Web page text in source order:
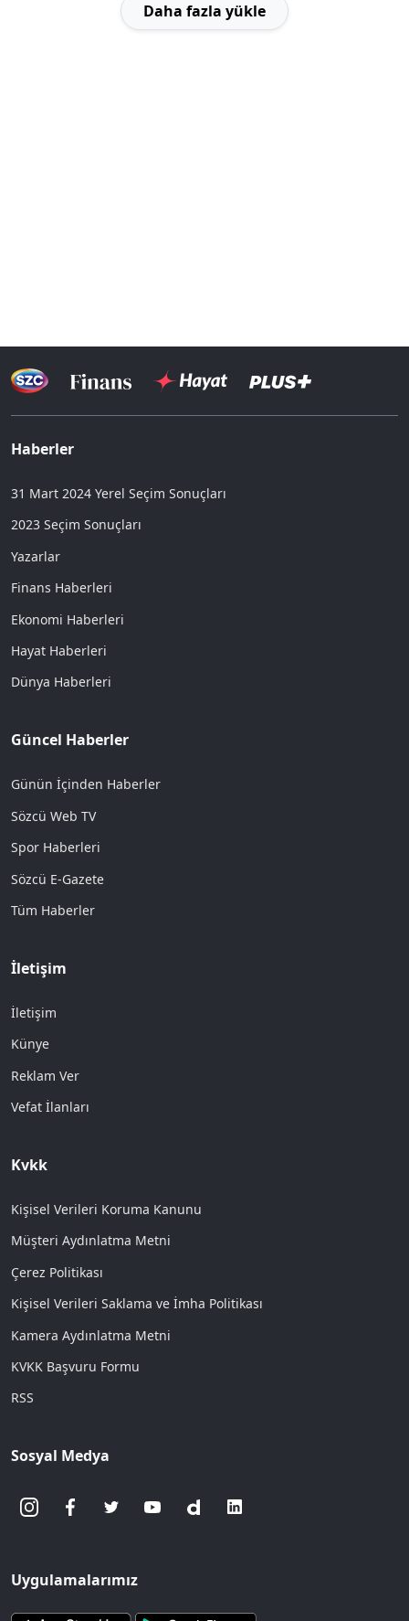
Daha fazla yükle
Haberler
31 Mart 2024 Yerel Seçim Sonuçları
2023 Seçim Sonuçları
Yazarlar
Finans Haberleri
Ekonomi Haberleri
Hayat Haberleri
Dünya Haberleri
Güncel Haberler
Günün İçinden Haberler
Sözcü Web TV
Spor Haberleri
Sözcü E-Gazete
Tüm Haberler
İletişim
İletişim
Künye
Reklam Ver
Vefat İlanları
Kvkk
Kişisel Verileri Koruma Kanunu
Müşteri Aydınlatma Metni
Çerez Politikası
Kişisel Verileri Saklama ve İmha Politikası
Kamera Aydınlatma Metni
KVKK Başvuru Formu
RSS
Sosyal Medya
Uygulamalarımız